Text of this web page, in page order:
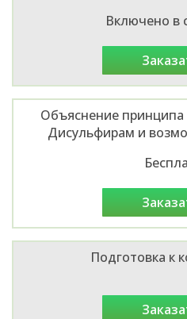
Включено в
Объяснение принципа
Дисульфирам и
Подготовка к